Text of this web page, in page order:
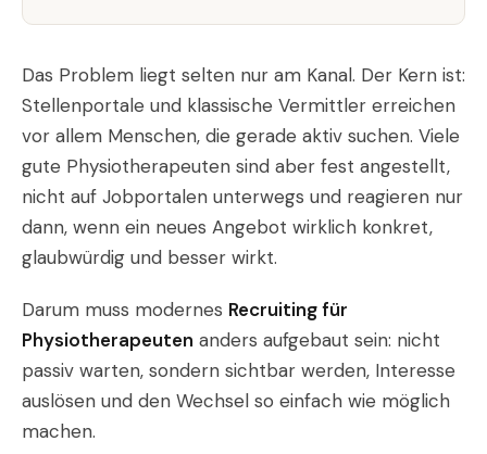
Das Problem liegt selten nur am Kanal. Der Kern ist:
Stellenportale und klassische Vermittler erreichen
vor allem Menschen, die gerade aktiv suchen. Viele
gute Physiotherapeuten sind aber fest angestellt,
nicht auf Jobportalen unterwegs und reagieren nur
dann, wenn ein neues Angebot wirklich konkret,
glaubwürdig und besser wirkt.
Darum muss modernes Recruiting für
Physiotherapeuten anders aufgebaut sein: nicht
passiv warten, sondern sichtbar werden, Interesse
auslösen und den Wechsel so einfach wie möglich
machen.